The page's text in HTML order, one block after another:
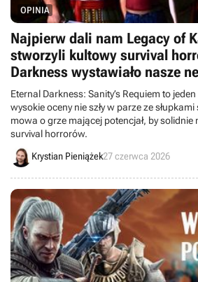
OPINIA
Najpierw dali nam Legacy of
stworzyli kultowy survival
Darkness wystawiało nasze
próbę
Eternal Darkness: Sanity’s Requiem to
wysokie oceny nie szły w parze ze
mowa o grze mającej potencjał, by
survival horrorów.
Krystian Pieniążek27 czerwca 2026